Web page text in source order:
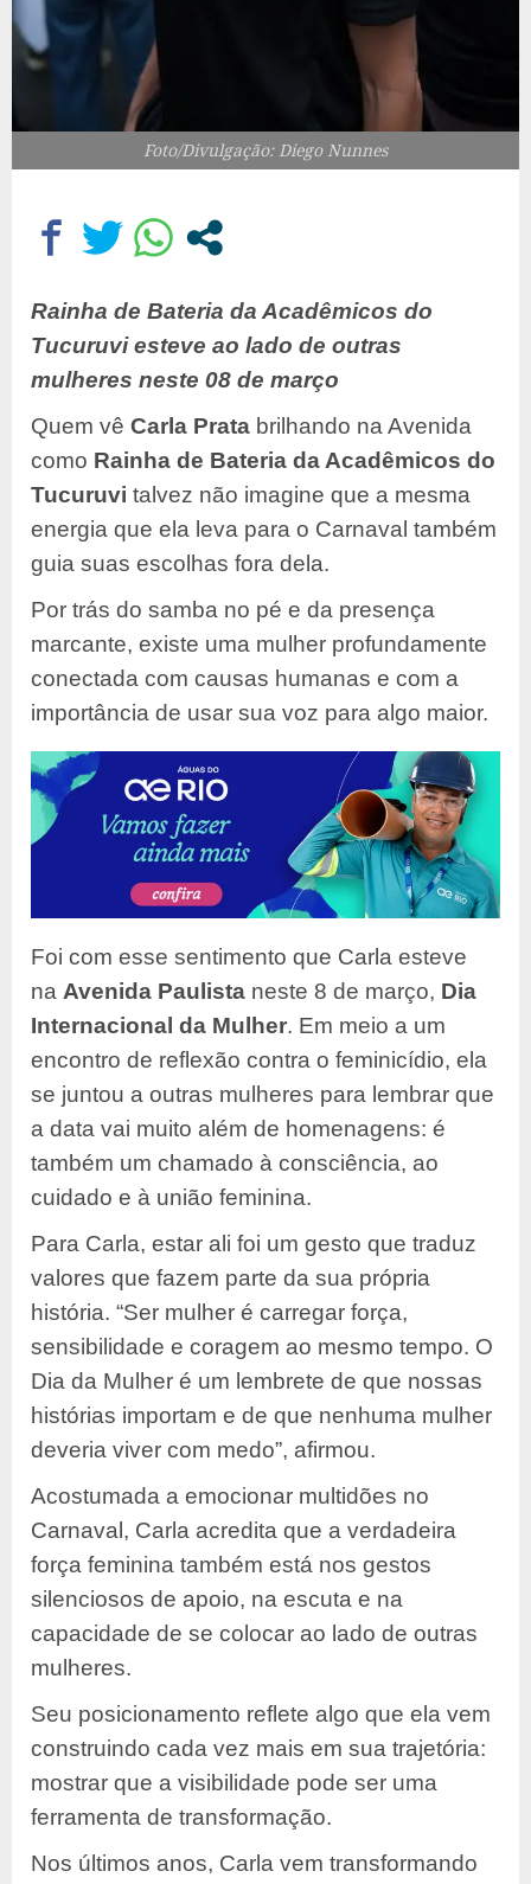
Foto/Divulgação: Diego Nunnes
Rainha de Bateria da Acadêmicos do
Tucuruvi esteve ao lado de outras
mulheres neste 08 de março
Quem vê Carla Prata brilhando na Avenida
como Rainha de Bateria da Acadêmicos do
Tucuruvi talvez não imagine que a mesma
energia que ela leva para o Carnaval também
guia suas escolhas fora dela.
Por trás do samba no pé e da presença
marcante, existe uma mulher profundamente
conectada com causas humanas e com a
importância de usar sua voz para algo maior.
Foi com esse sentimento que Carla esteve
na Avenida Paulista neste 8 de março, Dia
Internacional da Mulher. Em meio a um
encontro de reflexão contra o feminicídio, ela
se juntou a outras mulheres para lembrar que
a data vai muito além de homenagens: é
também um chamado à consciência, ao
cuidado e à união feminina.
Para Carla, estar ali foi um gesto que traduz
valores que fazem parte da sua própria
história. “Ser mulher é carregar força,
sensibilidade e coragem ao mesmo tempo. O
Dia da Mulher é um lembrete de que nossas
histórias importam e de que nenhuma mulher
deveria viver com medo”, afirmou.
Acostumada a emocionar multidões no
Carnaval, Carla acredita que a verdadeira
força feminina também está nos gestos
silenciosos de apoio, na escuta e na
capacidade de se colocar ao lado de outras
mulheres.
Seu posicionamento reflete algo que ela vem
construindo cada vez mais em sua trajetória:
mostrar que a visibilidade pode ser uma
ferramenta de transformação.
Nos últimos anos, Carla vem transformando